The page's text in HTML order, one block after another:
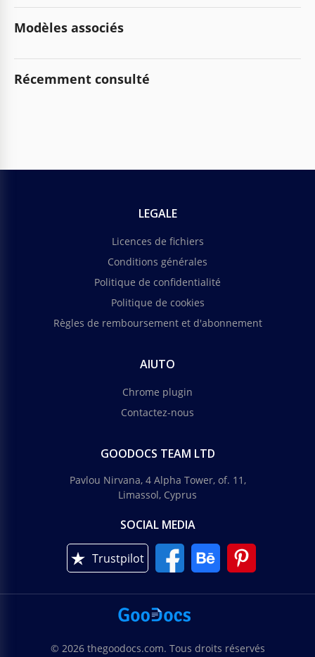
Modèles associés
Récemment consulté
LEGALE
Licences de fichiers
Conditions générales
Politique de confidentialité
Politique de cookies
Règles de remboursement et d'abonnement
AIUTO
Chrome plugin
Contactez-nous
GOODOCS TEAM LTD
Pavlou Nirvana, 4 Alpha Tower, of. 11,
Limassol, Cyprus
SOCIAL MEDIA
Trustpilot
© 2026 thegoodocs.com. Tous droits réservés